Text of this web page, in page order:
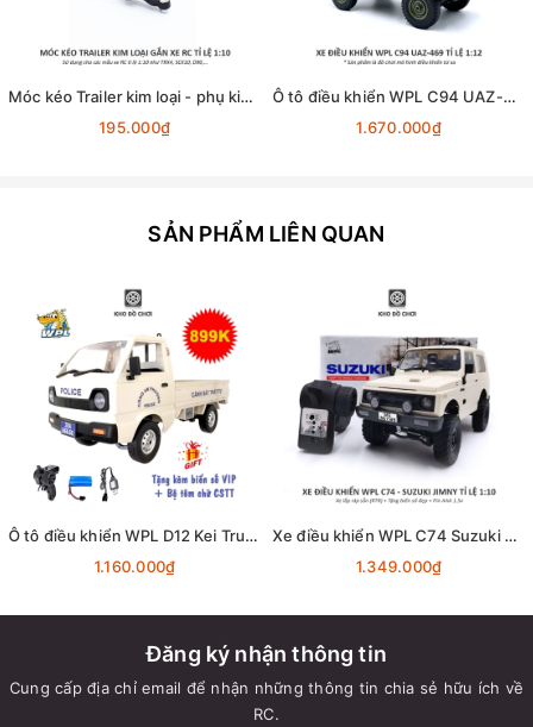
Móc kéo Trailer kim loại - phụ kiện lắp cho xe RC tỉ lệ 1:10
195.000₫
Ô tô điều khiển WPL C94 UAZ-469 4x4 1:12 - RTR [TẶNG BIỂN + STICKER]
1.670.000₫
SẢN PHẨM LIÊN QUAN
Ô tô điều khiển WPL D12 Kei Truck 4x2 1:10 - RTR [TẶNG BIỂN + TEM CHỮ]
1.160.000₫
Xe điều khiển WPL C74 Suzuki Jimny JA11 4x4 1:10 - RTR [TẶNG BIỂN SỐ]
1.349.000₫
Đăng ký nhận thông tin
Cung cấp địa chỉ email để nhận những thông tin chia sẻ hữu ích về
RC.